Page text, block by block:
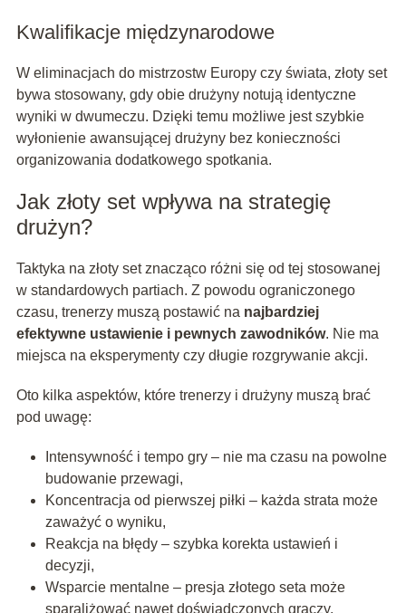
Kwalifikacje międzynarodowe
W eliminacjach do mistrzostw Europy czy świata, złoty set
bywa stosowany, gdy obie drużyny notują identyczne
wyniki w dwumeczu. Dzięki temu możliwe jest szybkie
wyłonienie awansującej drużyny bez konieczności
organizowania dodatkowego spotkania.
Jak złoty set wpływa na strategię
drużyn?
Taktyka na złoty set znacząco różni się od tej stosowanej
w standardowych partiach. Z powodu ograniczonego
czasu, trenerzy muszą postawić na najbardziej
efektywne ustawienie i pewnych zawodników. Nie ma
miejsca na eksperymenty czy długie rozgrywanie akcji.
Oto kilka aspektów, które trenerzy i drużyny muszą brać
pod uwagę:
Intensywność i tempo gry – nie ma czasu na powolne
budowanie przewagi,
Koncentracja od pierwszej piłki – każda strata może
zaważyć o wyniku,
Reakcja na błędy – szybka korekta ustawień i
decyzji,
Wsparcie mentalne – presja złotego seta może
sparaliżować nawet doświadczonych graczy.